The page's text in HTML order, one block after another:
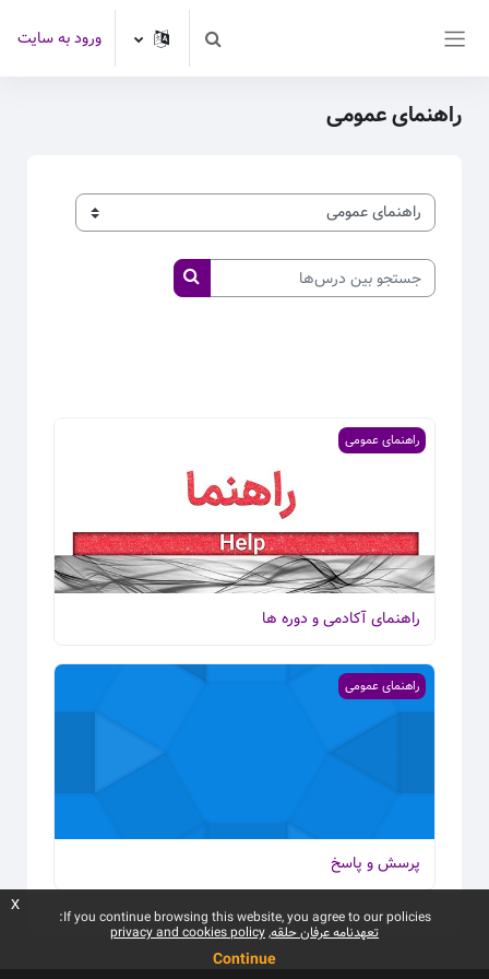
Toggle search inputورود به سایت
راهنمای عمومی
طبقه‌های درسی
جستجو بین درس‌ها
جستجو بین درس‌ها
تصویر درس راهنمای آکادمی و دوره ها
راهنمای عمومی
راهنمای آکادمی و دوره ها
تصویر درس پرسش و پاسخ
راهنمای عمومی
پرسش و پاسخ
If you continue browsing this website, you agree to our policies:
تعهدنامه عرفان حلقه privacy and cookies policy
Continue
x